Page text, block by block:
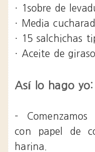
· 1sobre de
· Media
· 15 salchichas
· Aceite de girasol
Así lo hago yo:
- Comenzamos
con papel de
harina.